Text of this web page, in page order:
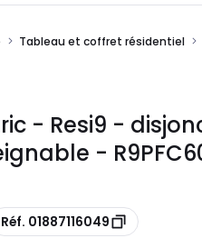
Tableau et coffret résidentiel
- Resi9 -
-
Réf. 01887116049